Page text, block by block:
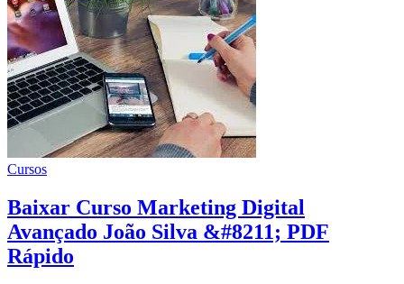
Cursos
Baixar Curso Marketing Digital
Avançado João Silva &#8211; PDF
Rápido